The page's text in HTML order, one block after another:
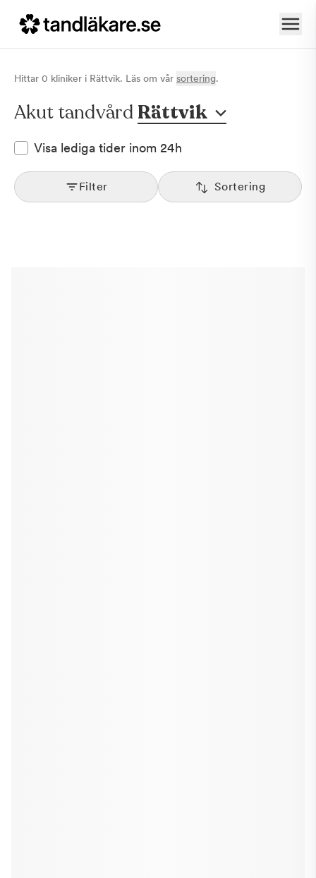
Hittar 0 kliniker i Rättvik. Läs om vår sortering.
Akut tandvård Rättvik
Visa lediga tider inom 24h
Filter Sortering